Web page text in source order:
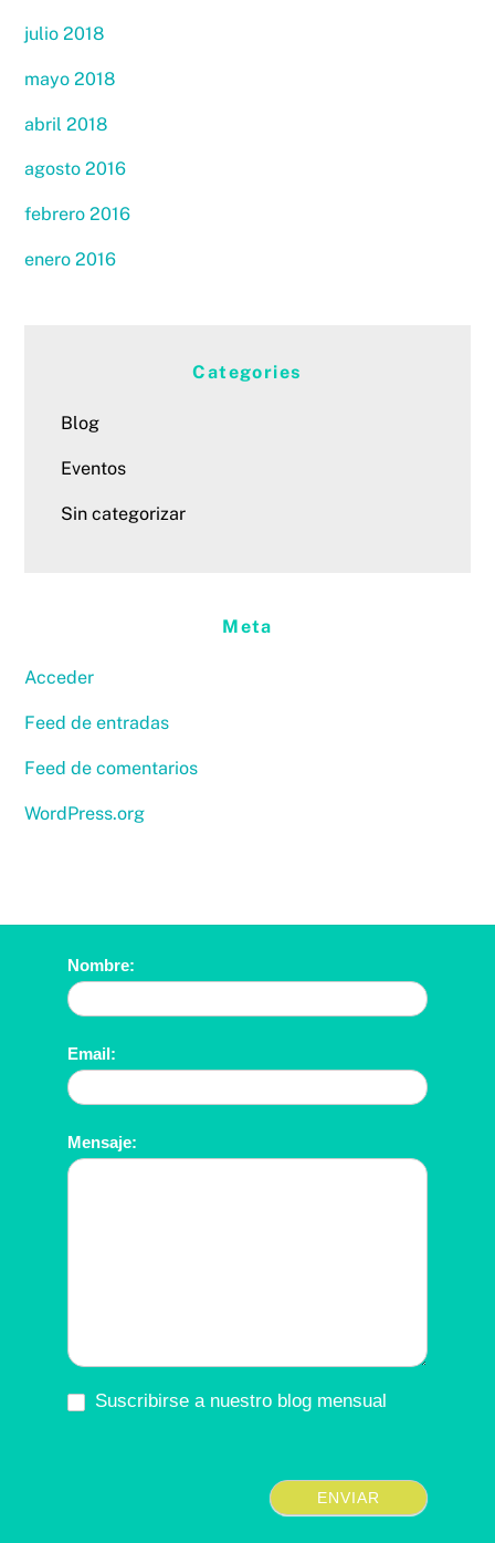
julio 2018
mayo 2018
abril 2018
agosto 2016
febrero 2016
enero 2016
Categories
Blog
Eventos
Sin categorizar
Meta
Acceder
Feed de entradas
Feed de comentarios
WordPress.org
Contáctanos
Nombre:
Email:
Mensaje:
Suscribirse a nuestro blog mensual
ENVIAR